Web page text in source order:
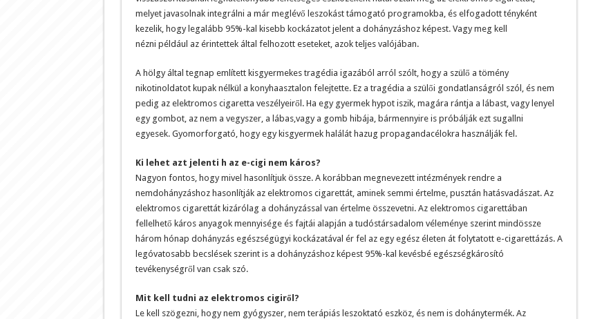
melyet javasolnak integrálni a már meglévő leszokást támogató programokba, és elfogadott tényként
kezelik, hogy legalább 95%-kal kisebb kockázatot jelent a dohányzáshoz képest. Vagy meg kell
nézni például az érintettek által felhozott eseteket, azok teljes valójában.
A hölgy által tegnap említett kisgyermekes tragédia igazából arról szólt, hogy a szülő a tömény
nikotinoldatot kupak nélkül a konyhaasztalon felejtette. Ez a tragédia a szülői gondatlanságról szól, és nem
pedig az elektromos cigaretta veszélyeiről. Ha egy gyermek hypot iszik, magára rántja a lábast, vagy lenyel
egy gombot, az nem a vegyszer, a lábas,vagy a gomb hibája, bármennyire is próbálják ezt sugallni
egyesek. Gyomorforgató, hogy egy kisgyermek halálát hazug propagandacélokra használják fel.
Ki lehet azt jelenti h az e-cigi nem káros?
Nagyon fontos, hogy mivel hasonlítjuk össze. A korábban megnevezett intézmények rendre a
nemdohányzáshoz hasonlítják az elektromos cigarettát, aminek semmi értelme, pusztán hatásvadászat. Az
elektromos cigarettát kizárólag a dohányzással van értelme összevetni. Az elektromos cigarettában
fellelhető káros anyagok mennyisége és fajtái alapján a tudóstársadalom véleménye szerint mindössze
három hónap dohányzás egészségügyi kockázatával ér fel az egy egész életen át folytatott e-cigarettázás. A
legóvatosabb becslések szerint is a dohányzáshoz képest 95%-kal kevésbé egészségkárosító
tevékenységről van csak szó.
Mit kell tudni az elektromos cigiről?
Le kell szögezni, hogy nem gyógyszer, nem terápiás leszoktató eszköz, és nem is dohánytermék. Az